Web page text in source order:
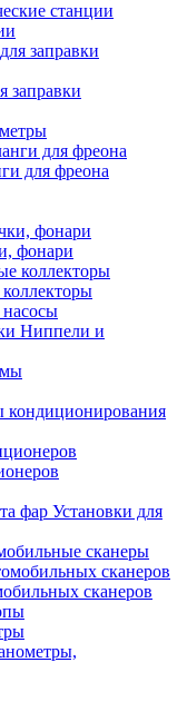
станции
заправки
для фреона
фонари
Ниппели и
кондиционирования
Установки для
сканеры
сканеров